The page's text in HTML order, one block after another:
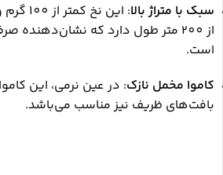
سبک با متراژ بالا
: این نخ
از 200 متر طول دارد که نشان‌دهنده
است.
کاموا مخمل نازک: در عین نرمی، این
بافت‌های ظریف نیز مناسب می‌باشد.